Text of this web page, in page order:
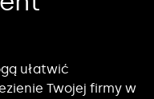
ułatwić
Twojej firmy w